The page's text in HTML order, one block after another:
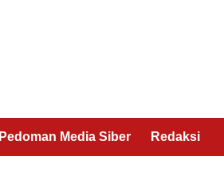
Pedoman Media Siber Redaksi